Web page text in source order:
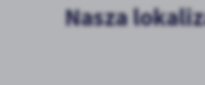
Nasza